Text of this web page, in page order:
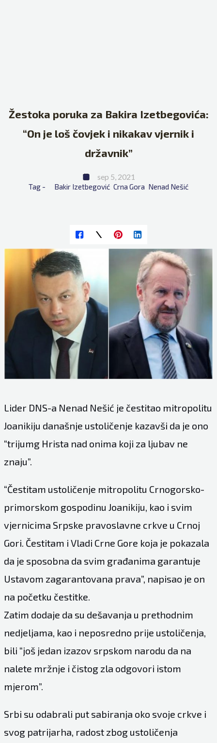
Žestoka poruka za Bakira Izetbegovića:
“On je loš čovjek i nikakav vjernik i
državnik”
sep 5, 2021
Tag - Bakir Izetbegović Crna Gora Nenad Nešić
Lider DNS-a Nenad Nešić je čestitao mitropolitu
Joanikiju današnje ustoličenje kazavši da je ono
“trijumg Hrista nad onima koji za ljubav ne
znaju”.
“Čestitam ustoličenje mitropolitu Crnogorsko-
primorskom gospodinu Joanikiju, kao i svim
vjernicima Srpske pravoslavne crkve u Crnoj
Gori. Čestitam i Vladi Crne Gore koja je pokazala
da je sposobna da svim građanima garantuje
Ustavom zagarantovana prava”, napisao je on
na početku čestitke.
Zatim dodaje da su dešavanja u prethodnim
nedjeljama, kao i neposredno prije ustoličenja,
bili “još jedan izazov srpskom narodu da na
nalete mržnje i čistog zla odgovori istom
mjerom”.
Srbi su odabrali put sabiranja oko svoje crkve i
svog patrijarha, radost zbog ustoličenja